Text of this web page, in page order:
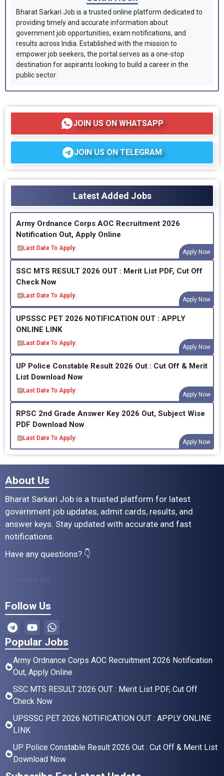
Bharat Sarkari Job is a trusted online platform dedicated to
providing timely and accurate information about
government job opportunities, exam notifications, and
results across India. Established with the mission to
empower job seekers, the portal serves as a one-stop
destination for aspirants looking to build a career in the
public sector.
JOIN US ON WHATSAPP
JOIN US ON TELEGRAM
Latest Added Jobs
Army Ordnance Corps AOC Recruitment 2026
Notification Out, Apply Online
Last Date To Apply:
Apply Now
SSC MTS RESULT 2026 OUT : Merit List PDF, Cut Off
Check Now
Last Date To Apply:
Apply Now
UPSSSC PET 2026 NOTIFICATION OUT : APPLY
ONLINE LINK
Last Date To Apply:
Apply Now
UP Police Constable Result 2026 Out : Cut Off & Merit
List Download Now
Last Date To Apply:
Apply Now
RPSC 2nd Grade Answer Key 2026 Out, Subject Wise
PDF Download Now
Last Date To Apply:
Apply Now
About Us
Bharat Sarkari Job is a trusted platform for latest
government job updates, admit cards, results, and
answer keys. Stay updated with accurate and fast
notifications.
Have any questions? 👇
Follow Us
Popular Jobs
Army Ordnance Corps AOC Recruitment 2026 Notification
Out, Apply Online
SSC MTS RESULT 2026 OUT : Merit List PDF, Cut Off
Check Now
UPSSSC PET 2026 NOTIFICATION OUT : APPLY ONLINE
LINK
UP Police Constable Result 2026 Out : Cut Off & Merit List
Download Now